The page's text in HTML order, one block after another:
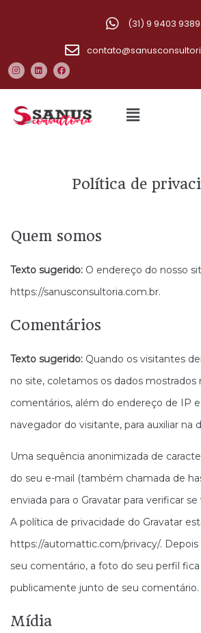
(31) 9 9403 9389
Política de
Quem somos
Texto sugerido: O endereço do nosso
https://sanusconsultoria.com.br.
Comentários
Texto sugerido: Quando os visitantes
no site, coletamos os dados mostrados
comentários, além do endereço de IP
navegador do visitante, para auxiliar na
Uma sequência anonimizada de
do seu e-mail (também chamada de
enviada para o Gravatar para verificar
A política de privacidade do Gravatar
https://automattic.com/privacy/. Depois
seu comentário, a foto do seu perfil fica
publicamente junto de seu comentário.
Mídia